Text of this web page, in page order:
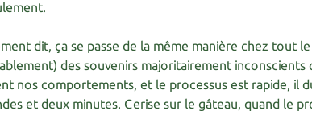
dit, ça se passe de la même manière chez tout
des souvenirs majoritairement inconscients
nos comportements, et le processus est rapide, il
et deux minutes. Cerise sur le gâteau, quand le